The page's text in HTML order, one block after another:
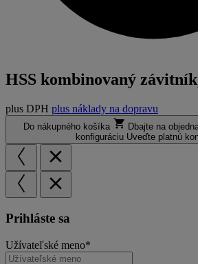
HSS kombinovaný
plus DPH plus náklady na dopravu
Do nákupného košíka Dbajte na
konfiguráciu Uveďte platnú
Prihláste sa
Užívateľské meno*